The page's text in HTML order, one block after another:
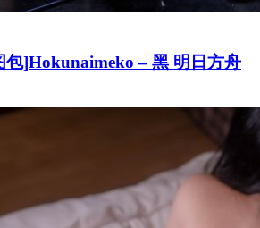
包]Hokunaimeko – 黑 明日方舟